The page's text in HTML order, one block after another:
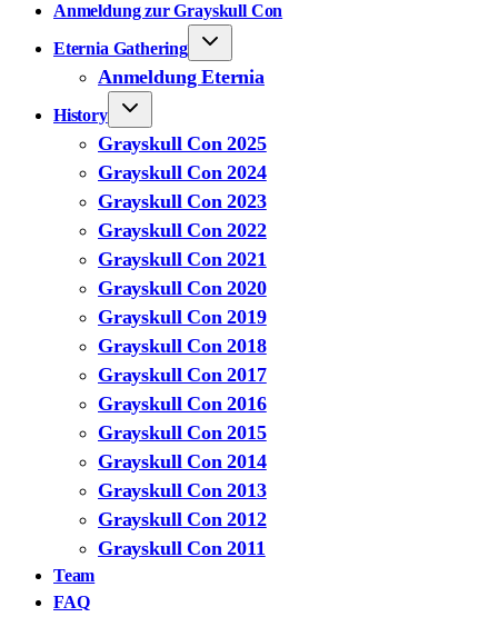
Anmeldung zur Grayskull Con
Eternia Gathering
Anmeldung Eternia
History
Grayskull Con 2025
Grayskull Con 2024
Grayskull Con 2023
Grayskull Con 2022
Grayskull Con 2021
Grayskull Con 2020
Grayskull Con 2019
Grayskull Con 2018
Grayskull Con 2017
Grayskull Con 2016
Grayskull Con 2015
Grayskull Con 2014
Grayskull Con 2013
Grayskull Con 2012
Grayskull Con 2011
Team
FAQ